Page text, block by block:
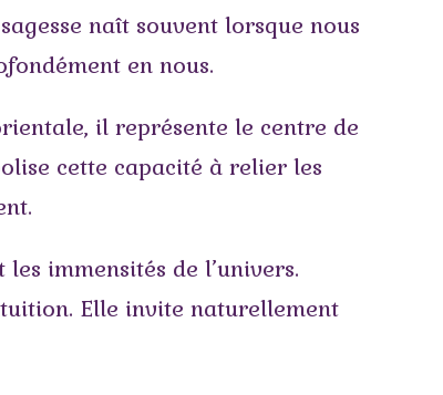
naît souvent lorsque nous
en nous.
il représente le centre de
cette capacité à relier les
immensités de l’univers.
Elle invite naturellement